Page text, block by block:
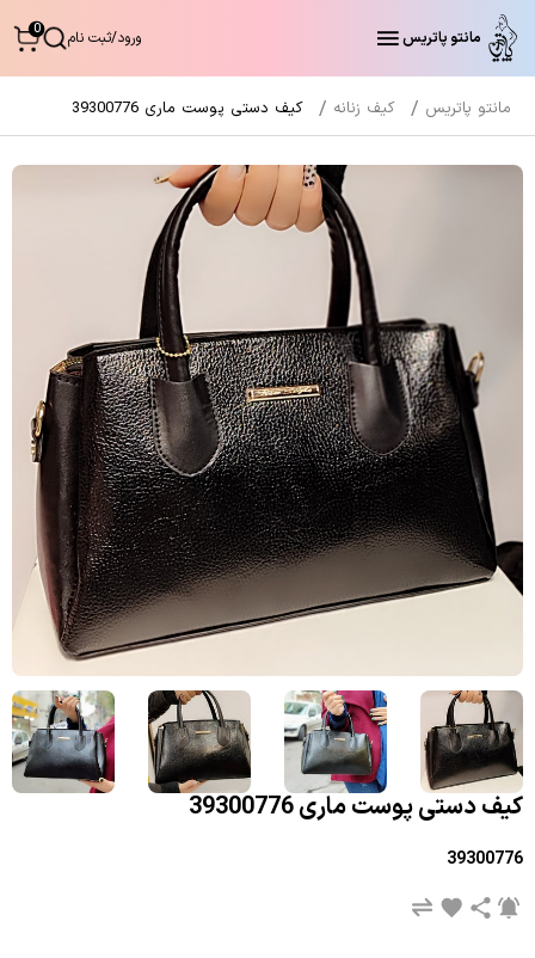
مانتو پاتریس ورود/ثبت نام 0
مانتو پاتریس کیف زنانه کیف دستی پوست ماری 39300776
کیف دستی پوست ماری 39300776
39300776